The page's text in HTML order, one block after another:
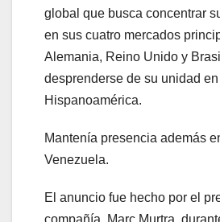
global que busca concentrar
en sus cuatro mercados
Alemania, Reino Unido y
desprenderse de su unidad en
Hispanoamérica.
Mantenía presencia además
Venezuela.
El anuncio fue hecho por el
compañía, Marc Murtra,